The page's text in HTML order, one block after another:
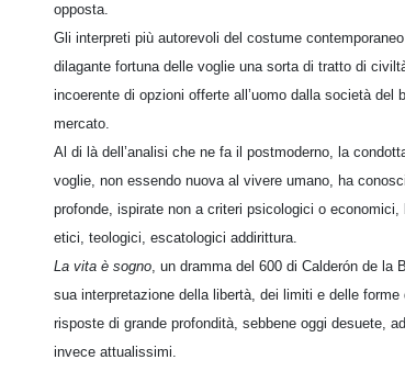
opposta.
Gli interpreti più autorevoli del costume
dilagante fortuna delle voglie una sorta di tratto di
incoerente di opzioni offerte all’uomo dalla società del
mercato.
Al di là dell’analisi che ne fa il postmoderno, la
voglie, non essendo nuova al vivere umano, ha
profonde, ispirate non a criteri psicologici o
etici, teologici, escatologici addirittura.
La vita è sogno, un dramma del 600 di Calderón de la
sua interpretazione della libertà, dei limiti e delle
risposte di grande profondità, sebbene oggi desuete,
invece attualissimi.